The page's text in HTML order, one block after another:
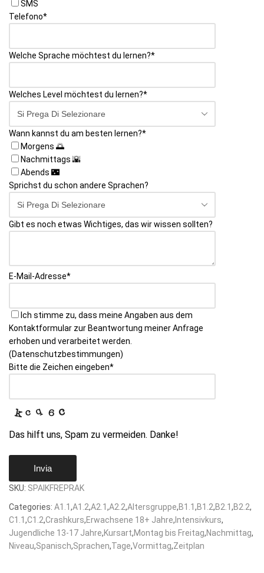
SMS
Telefono*
Welche Sprache möchtest du lernen?*
Welches Level möchtest du lernen?*
Wann kannst du am besten lernen?*
Morgens 🌅
Nachmittags 🌇
Abends 🌃
Sprichst du schon andere Sprachen?
Gibt es noch etwas Wichtiges, das wir wissen sollten?
E-Mail-Adresse*
Ich stimme zu, dass meine Angaben aus dem
Kontaktformular zur Beantwortung meiner Anfrage
erhoben und verarbeitet werden.
(Datenschutzbestimmungen)
Bitte die Zeichen eingeben*
Das hilft uns, Spam zu vermeiden. Danke!
Invia
SKU: SPAIKFREPRAK
Categories: A1.1 ,A1.2,A2.1 ,A2.2,Altersgruppe,B1.1 ,B1.2,B2.1 ,B2.2,
C1.1 ,C1.2,Crashkurs,Erwachsene 18+ Jahre, Intensivkurs,
Jugendliche 13-17 Jahre,Kursart,Montag bis Freitag,Nachmittag,
Niveau,Spanisch,Sprachen,Tage,Vormittag,Zeitplan